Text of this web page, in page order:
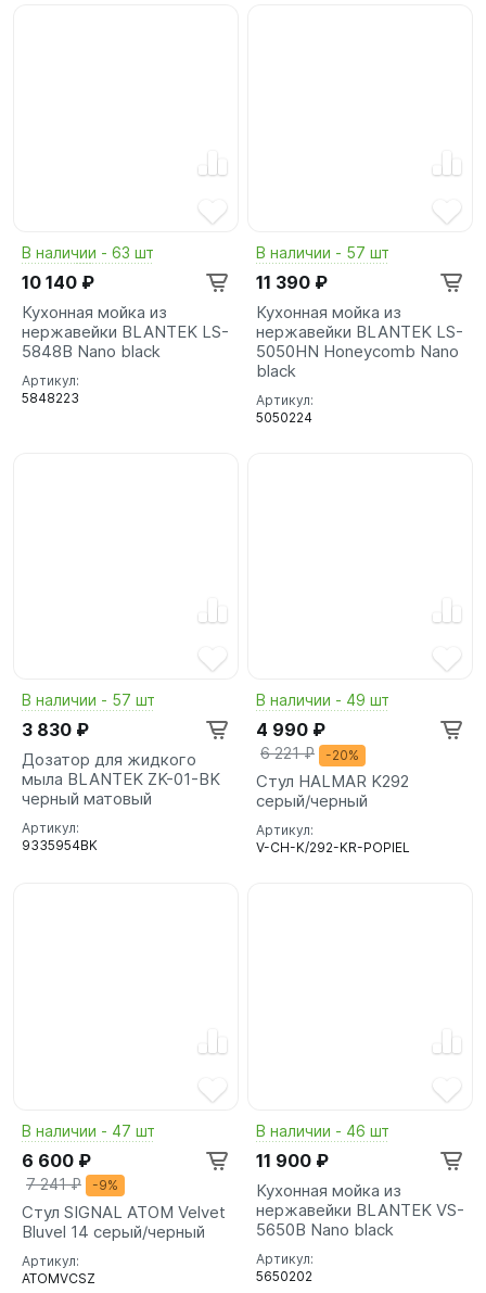
В наличии - 63 шт
10 140 ₽
Кухонная мойка из
нержавейки BLANTEK LS-
5848B Nano black
Артикул:
5848223
В наличии - 57 шт
11 390 ₽
Кухонная мойка из
нержавейки BLANTEK LS-
5050HN Honeycomb Nano
black
Артикул:
5050224
В наличии - 57 шт
3 830 ₽
Дозатор для жидкого
мыла BLANTEK ZK-01-BK
черный матовый
Артикул:
9335954BK
В наличии - 49 шт
4 990 ₽
6 221 ₽ -20%
Стул HALMAR K292
серый/черный
Артикул:
V-CH-K/292-KR-POPIEL
В наличии - 47 шт
6 600 ₽
7 241 ₽ -9%
Стул SIGNAL ATOM Velvet
Bluvel 14 серый/черный
Артикул:
ATOMVCSZ
В наличии - 46 шт
11 900 ₽
Кухонная мойка из
нержавейки BLANTEK VS-
5650B Nano black
Артикул:
5650202